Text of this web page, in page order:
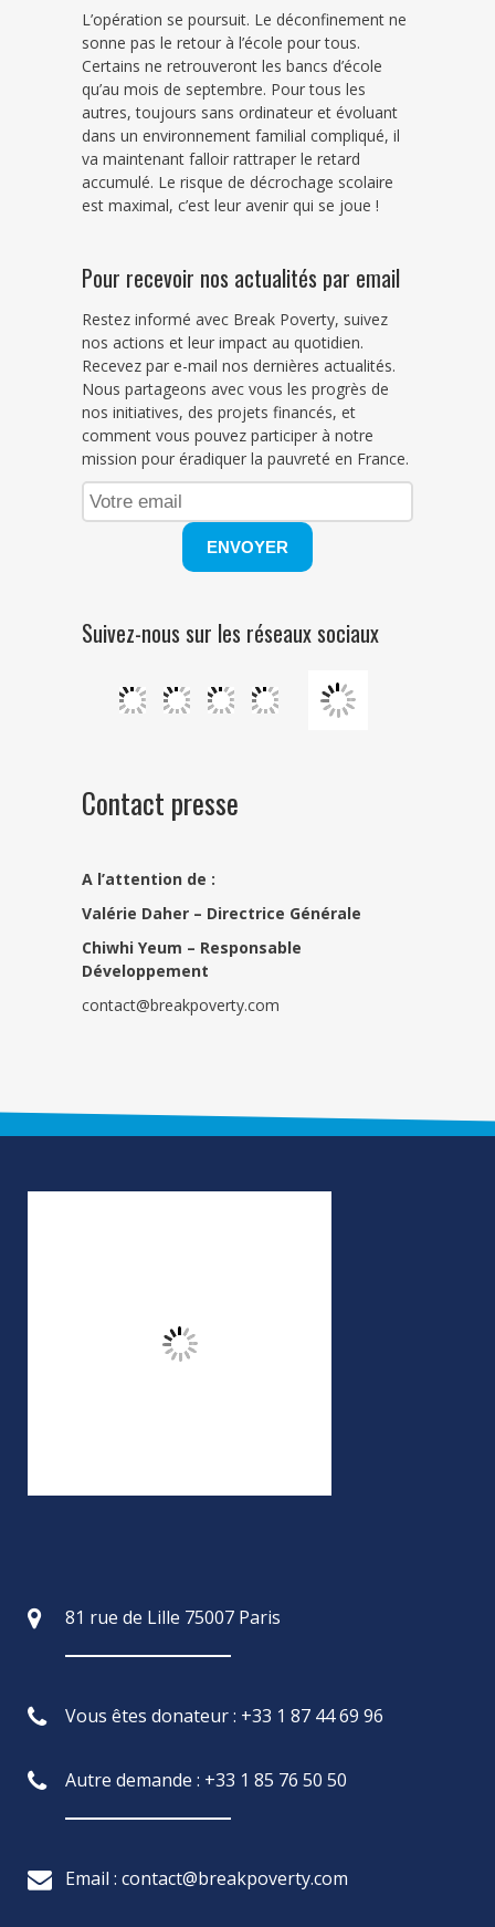
L’opération se poursuit. Le déconfinement ne
sonne pas le retour à l’école pour tous.
Certains ne retrouveront les bancs d’école
qu’au mois de septembre. Pour tous les
autres, toujours sans ordinateur et évoluant
dans un environnement familial compliqué, il
va maintenant falloir rattraper le retard
accumulé. Le risque de décrochage scolaire
est maximal, c’est leur avenir qui se joue !
Pour recevoir nos actualités par email
Restez informé avec Break Poverty, suivez
nos actions et leur impact au quotidien.
Recevez par e-mail nos dernières actualités.
Nous partageons avec vous les progrès de
nos initiatives, des projets financés, et
comment vous pouvez participer à notre
mission pour éradiquer la pauvreté en France.
Suivez-nous sur les réseaux sociaux
Contact presse
A l’attention de :
Valérie Daher – Directrice Générale
Chiwhi Yeum – Responsable
Développement
contact@breakpoverty.com
81 rue de Lille 75007 Paris
Vous êtes donateur : +33 1 87 44 69 96
Autre demande : +33 1 85 76 50 50
Email : contact@breakpoverty.com